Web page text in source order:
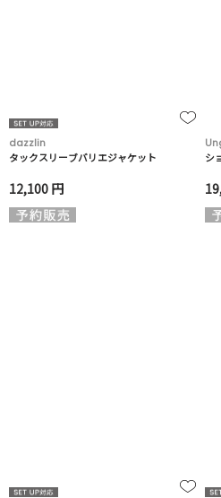
dazzlin
タックスリーブバリエジャケット
12,100 円
シ